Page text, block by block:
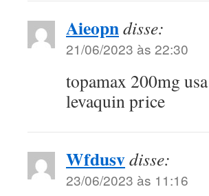
Aieopndisse:
21/06/2023 às 22:30
topamax 200mg usa
levaquin price
Wfdusvdisse:
23/06/2023 às 11:16